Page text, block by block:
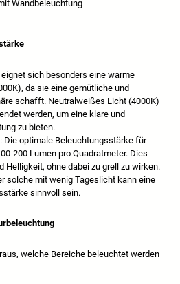
eignet sich besonders eine warme
da sie eine gemütliche und
schafft. Neutralweißes Licht (4000K)
werden, um eine klare und
zu bieten.
: Die optimale Beleuchtungsstärke für
200 Lumen pro Quadratmeter. Dies
Helligkeit, ohne dabei zu grell zu wirken.
solche mit wenig Tageslicht kann eine
sinnvoll sein.
welche Bereiche beleuchtet werden